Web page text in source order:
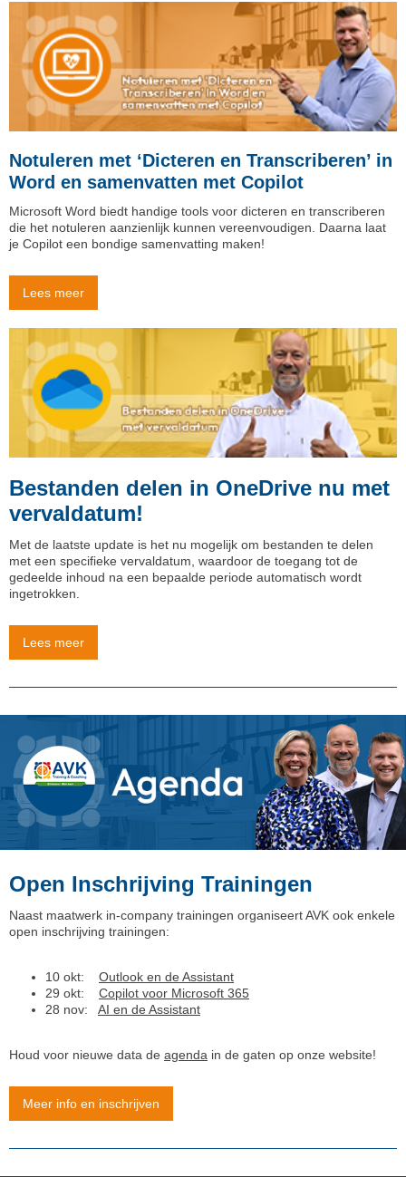
Notuleren met ‘Dicteren en Transcriberen’ in
Word en samenvatten met Copilot
Microsoft Word biedt handige tools voor dicteren en transcriberen
die het notuleren aanzienlijk kunnen vereenvoudigen. Daarna laat
je Copilot een bondige samenvatting maken!
Lees meer
Bestanden delen in OneDrive nu met
vervaldatum!
Met de laatste update is het nu mogelijk om bestanden te delen
met een specifieke vervaldatum, waardoor de toegang tot de
gedeelde inhoud na een bepaalde periode automatisch wordt
ingetrokken.
Lees meer
Open Inschrijving Trainingen
Naast maatwerk in-company trainingen organiseert AVK ook enkele
open inschrijving trainingen:
10 okt: Outlook en de Assistant
29 okt: Copilot voor Microsoft 365
28 nov: AI en de Assistant
Houd voor nieuwe data de agenda in de gaten op onze website!
Meer info en inschrijven